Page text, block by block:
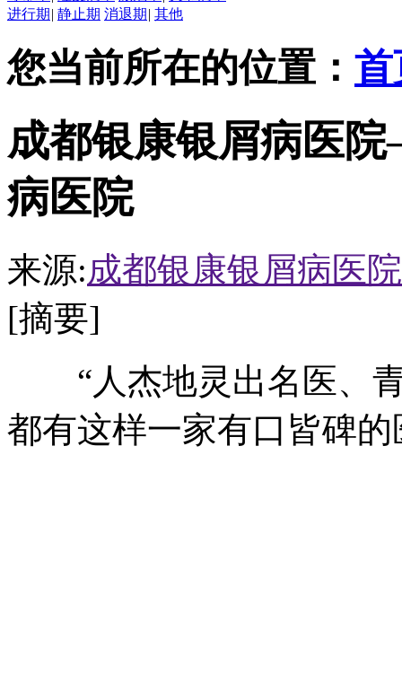
进行期 | 静止期 消退期 | 其他
您当前所在的位置： 首
成都银康银屑病医
病医院
来源:成都银康银屑病医院
[摘要]
“人杰地灵出名医、青
都有这样一家有口皆碑的